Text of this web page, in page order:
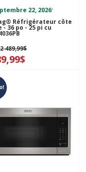
22, 2026*
Réfrigérateur côte
- 36 po - 25 pi cu
2 489,99$